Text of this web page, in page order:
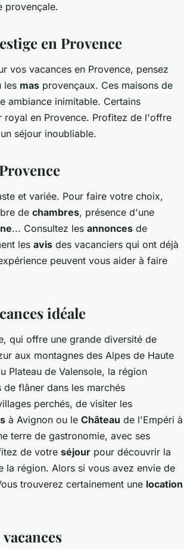
provençale.
en Provence
vos vacances en Provence, pensez
les mas provençaux. Ces maisons de
ambiance inimitable. Certains
royal en Provence. Profitez de l'offre
séjour inoubliable.
et variée. Pour faire votre choix,
de chambres, présence d'une
... Consultez les annonces de
les avis des vacanciers qui ont déjà
peuvent vous aider à faire
idéale
qui offre une grande diversité de
aux montagnes des Alpes de Haute
Plateau de Valensole, la région
flâner dans les marchés
perchés, de visiter les
à Avignon ou le Château de l'Empéri à
terre de gastronomie, avec ses
de votre séjour pour découvrir la
la région. Alors si vous avez envie de
trouverez certainement une location